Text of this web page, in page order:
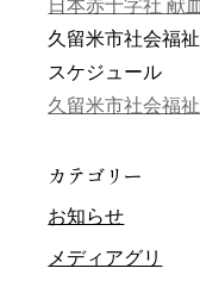
日本赤十字社 献
久留米市社会福
スケジュール
久留米市社会福
カテゴリー
お知らせ
メディアグリ